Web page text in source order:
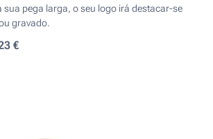
sua pega larga, o seu logo irá destacar-se
gravado.
€